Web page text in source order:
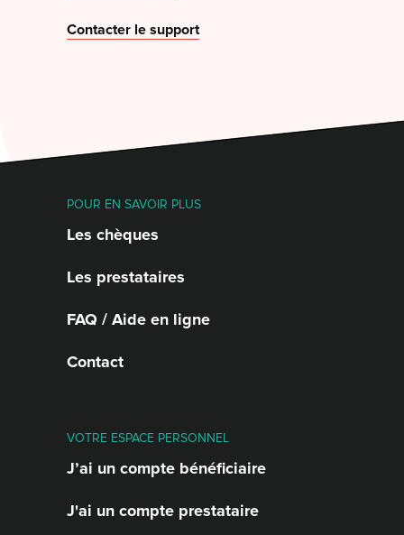
Contacter le support
POUR EN SAVOIR PLUS
Les chèques
Les prestataires
FAQ / Aide en ligne
Contact
VOTRE ESPACE PERSONNEL
J’ai un compte bénéficiaire
J'ai un compte prestataire